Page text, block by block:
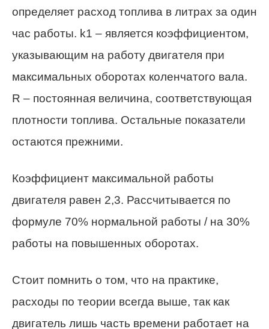
определяет расход топлива в литрах за один
час работы. k1 – является коэффициентом,
указывающим на работу двигателя при
максимальных оборотах коленчатого вала.
R – постоянная величина, соответствующая
плотности топлива. Остальные показатели
остаются прежними.
Коэффициент максимальной работы
двигателя равен 2,3. Рассчитывается по
формуле 70% нормальной работы / на 30%
работы на повышенных оборотах.
Стоит помнить о том, что на практике,
расходы по теории всегда выше, так как
двигатель лишь часть времени работает на